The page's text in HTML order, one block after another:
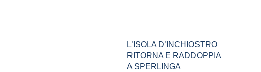
L’ISOLA D’INCHIOSTRO
RITORNA E RADDOPPIA
A SPERLINGA